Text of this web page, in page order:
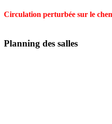
Circulation perturbée sur le
Planning des salles